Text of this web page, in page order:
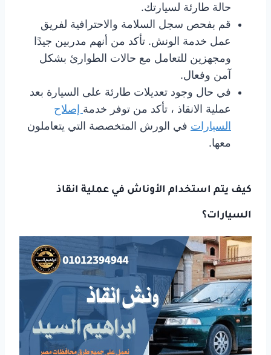
حالة طارئة لسيارتك.
قم بفحص سجل السلامة والاحترافية لفريق
عمل خدمة الونش. تأكد من أنهم مدربين جيدًا
ومجهزين للتعامل مع حالات الطوارئ بشكل
آمن وفعال.
في حال وجود تعديلات طارئة على السيارة بعد
عملية الانقاذ ، تأكد من توفر خدمة إصلاح
السيارات في الورش المتخصصة التي يتعاملون
معها.
كيف يتم استخدام الأوناش في عملية انقاذ
السيارات؟